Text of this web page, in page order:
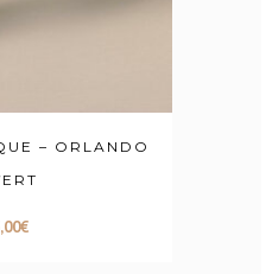
– ORLANDO
€